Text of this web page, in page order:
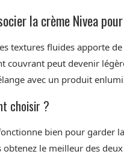
la crème Nivea
textures fluides apporte
couvrant peut devenir
avec un produit
choisir ?
bien pour garder
le meilleur des